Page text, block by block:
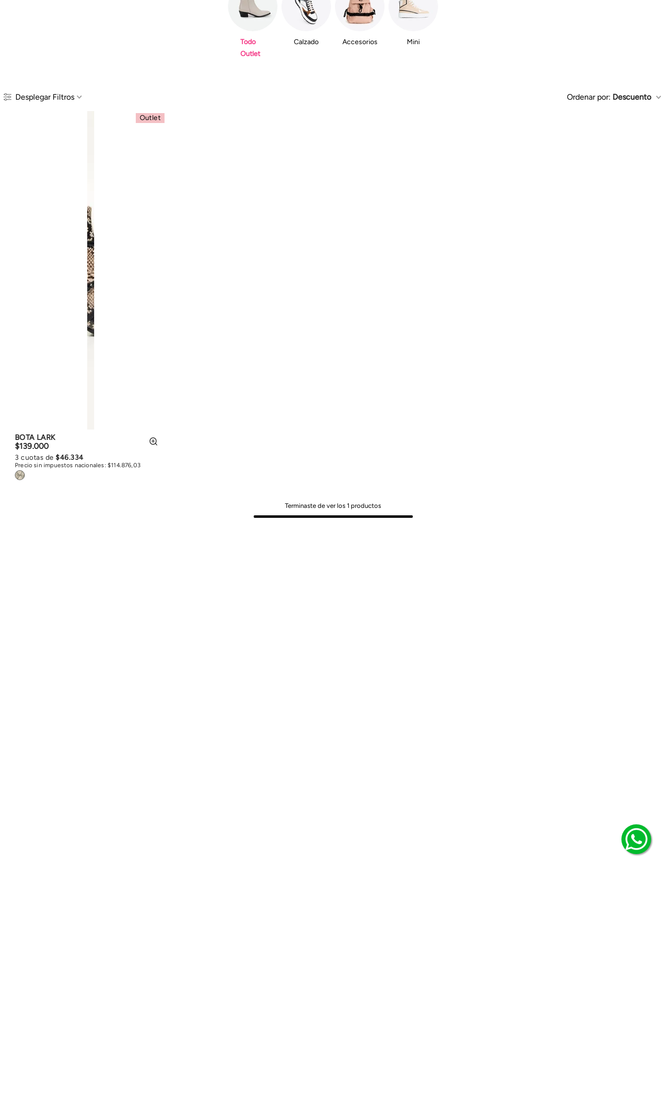
Todo
Outlet
Calzado Accesorios Mini
DesplegarFiltros Ordenar por Descuento
Outlet
BOTA LARK
$139.000
Precio sin impuestos nacionales: $114. 876,03
3 cuotas de $46.334
Terminaste de ver los 1 productos